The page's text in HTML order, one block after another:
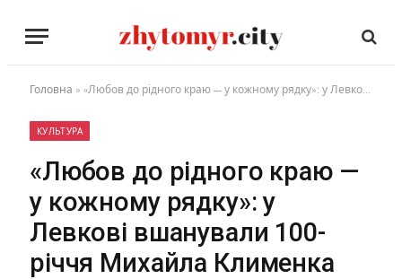
Головна » «Любов до рідного краю — у кожному рядку»: у Левкові вшанували 100-річчя Михайла Клименка
КУЛЬТУРА
«Любов до рідного краю —
у кожному рядку»: у
Левкові вшанували 100-
річчя Михайла Клименка